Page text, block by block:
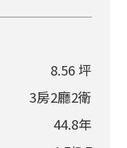
8.56 坪
3房2廳2衛
44.8年